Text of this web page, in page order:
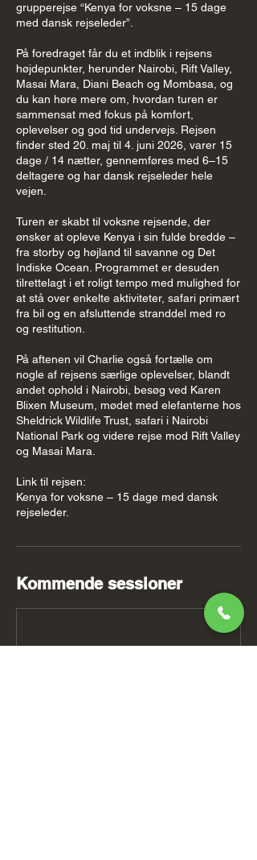
grupperejse “Kenya for voksne – 15 dage
med dansk rejseleder”.
På foredraget får du et indblik i rejsens
højdepunkter, herunder Nairobi, Rift Valley,
Masai Mara, Diani Beach og Mombasa, og
du kan høre mere om, hvordan turen er
sammensat med fokus på komfort,
oplevelser og god tid undervejs. Rejsen
finder sted 20. maj til 4. juni 2026, varer 15
dage / 14 nætter, gennemføres med 6–15
deltagere og har dansk rejseleder hele
vejen.
Turen er skabt til voksne rejsende, der
ønsker at opleve Kenya i sin fulde bredde –
fra storby og højland til savanne og Det
Indiske Ocean. Programmet er desuden
tilrettelagt i et roligt tempo med mulighed for
at stå over enkelte aktiviteter, safari primært
fra bil og en afsluttende stranddel med ro
og restitution.
På aftenen vil Charlie også fortælle om
nogle af rejsens særlige oplevelser, blandt
andet ophold i Nairobi, besøg ved Karen
Blixen Museum, mødet med elefanterne hos
Sheldrick Wildlife Trust, safari i Nairobi
National Park og videre rejse mod Rift Valley
og Masai Mara.
Link til rejsen:
Kenya for voksne – 15 dage med dansk
rejseleder.
Kommende sessioner